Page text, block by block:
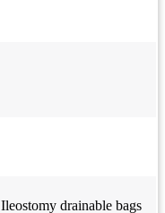
Ileostomy drainable bags